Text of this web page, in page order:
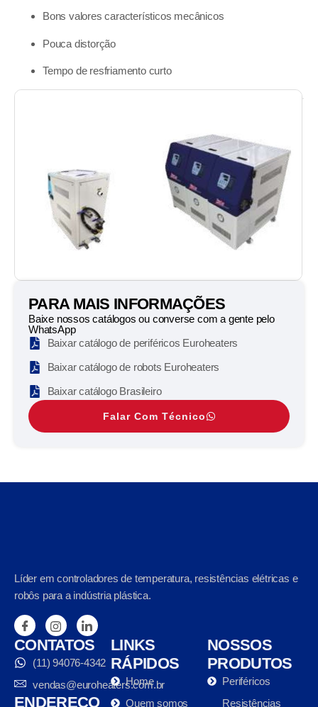
Bons valores característicos mecânicos
Pouca distorção
Tempo de resfriamento curto
PARA MAIS INFORMAÇÕES
Baixe nossos catálogos ou converse com a gente pelo
WhatsApp
Baixar catálogo de periféricos Euroheaters
Baixar catálogo de robots Euroheaters
Baixar catálogo Brasileiro
Falar Com Técnico
Líder em controladores de temperatura, resistências elétricas e
robôs para a indústria plástica.
CONTATOS
(11) 94076-4342
vendas@euroheaters.com.br
ENDEREÇO
LINKS
RÁPIDOS
Home
Quem somos
NOSSOS
PRODUTOS
Periféricos
Resistências